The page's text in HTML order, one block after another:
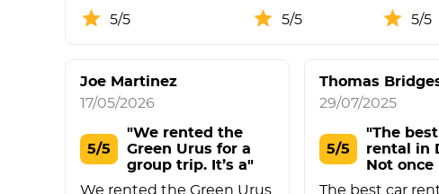
5/5
5/5
5/5
Joe Martinez
17/05/2026
5/5
"We rented the
Green Urus for a
group trip. It’s a"
We rented the Green Urus
Thomas
29/07/2025
5/5
"The
rental in
Not
The best car